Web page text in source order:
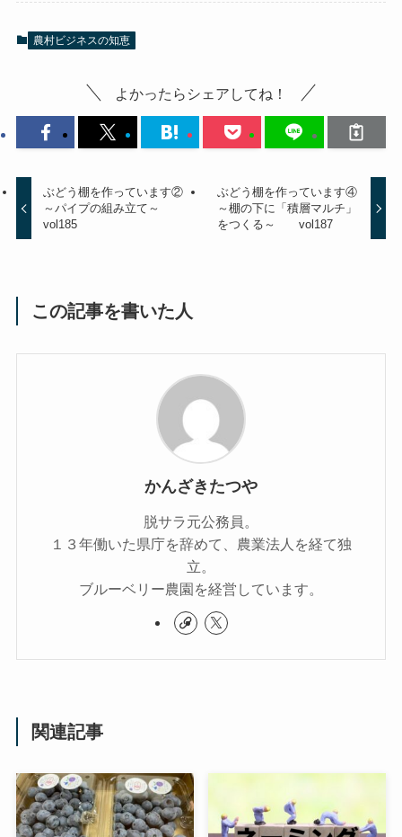
農村ビジネスの知恵
よかったらシェアしてね！
ぶどう棚を作っています②
～パイプの組み立て～
vol185
ぶどう棚を作っています④
～棚の下に「積層マルチ」
をつくる～ vol187
この記事を書いた人
かんざきたつや
脱サラ元公務員。
１３年働いた県庁を辞めて、農業法人を経て独
立。
ブルーベリー農園を経営しています。
関連記事